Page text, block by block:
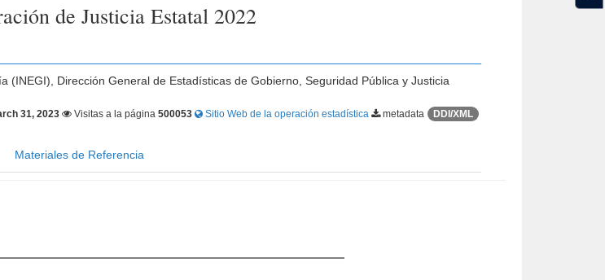
de Justicia Estatal 2022
(INEGI), Dirección General de Estadísticas de Gobierno, Seguridad Pública y Justicia
31, 2023 Visitas a la página500053 Sitio Web de la operación estadística metadata
DDI/XML
Materiales de Referencia